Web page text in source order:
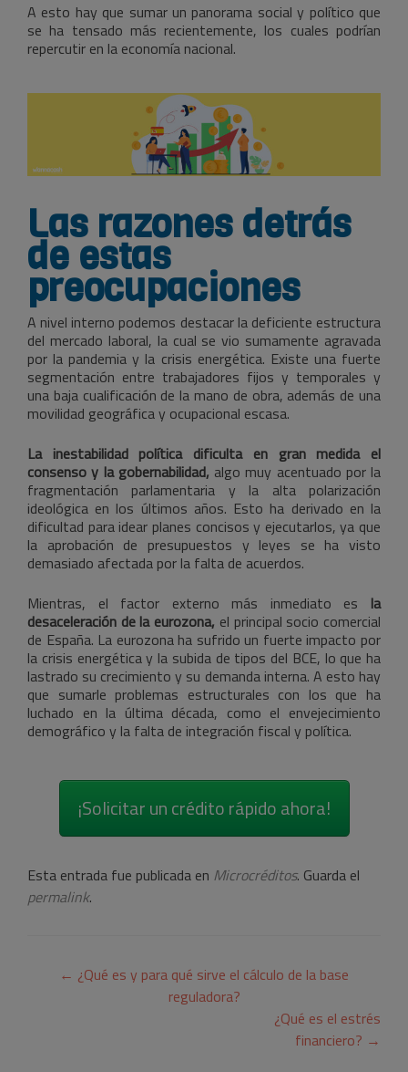
A esto hay que sumar un panorama social y político que
se ha tensado más recientemente, los cuales podrían
repercutir en la economía nacional.
Las razones detrás
de estas
preocupaciones
A nivel interno podemos destacar la deficiente estructura
del mercado laboral, la cual se vio sumamente agravada
por la pandemia y la crisis energética. Existe una fuerte
segmentación entre trabajadores fijos y temporales y
una baja cualificación de la mano de obra, además de una
movilidad geográfica y ocupacional escasa.
La inestabilidad política dificulta en gran medida el
consenso y la gobernabilidad, algo muy acentuado por la
fragmentación parlamentaria y la alta polarización
ideológica en los últimos años. Esto ha derivado en la
dificultad para idear planes concisos y ejecutarlos, ya que
la aprobación de presupuestos y leyes se ha visto
demasiado afectada por la falta de acuerdos.
Mientras, el factor externo más inmediato es la
desaceleración de la eurozona, el principal socio comercial
de España. La eurozona ha sufrido un fuerte impacto por
la crisis energética y la subida de tipos del BCE, lo que ha
lastrado su crecimiento y su demanda interna. A esto hay
que sumarle problemas estructurales con los que ha
luchado en la última década, como el envejecimiento
demográfico y la falta de integración fiscal y política.
¡Solicitar un crédito rápido ahora!
Esta entrada fue publicada en Microcréditos. Guarda el
permalink.
Navegación
← ¿Qué es y para qué sirve el cálculo de la base
reguladora?
¿Qué es el estrés
financiero? →